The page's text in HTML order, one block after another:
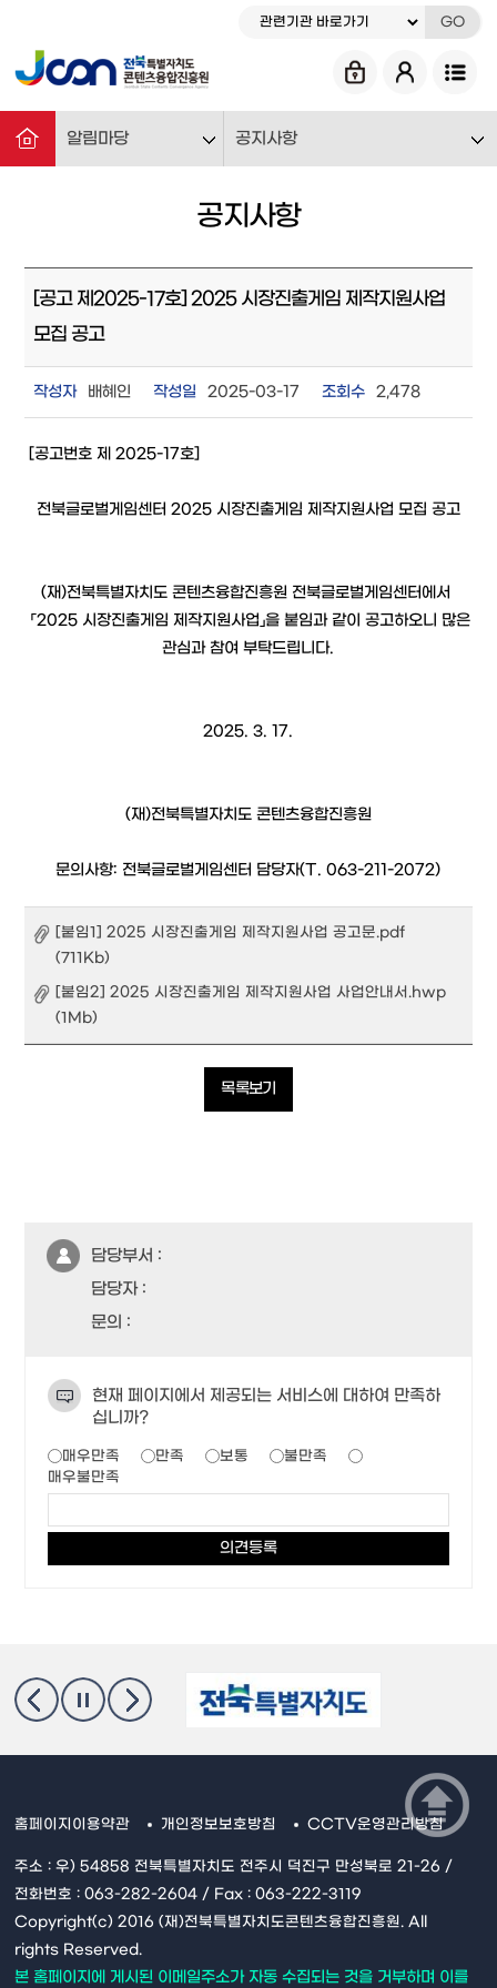
GO
알림마당 공지사항
공지사항
[공고 제2025-17호] 2025 시장진출게임 제작지원사업
모집 공고
작성자 배혜인 작성일 2025-03-17 조회수 2,478
[공고번호 제 2025-17호]
전북글로벌게임센터 2025 시장진출게임 제작지원사업 모집 공고
(재)전북특별자치도 콘텐츠융합진흥원 전북글로벌게임센터에서
「2025 시장진출게임 제작지원사업」을 붙임과 같이 공고하오니 많은
관심과 참여 부탁드립니다.
2025. 3. 17.
(재)전북특별자치도 콘텐츠융합진흥원
문의사항: 전북글로벌게임센터 담당자(T. 063-211-2072)
[붙임1] 2025 시장진출게임 제작지원사업 공고문.pdf
(711Kb)
[붙임2] 2025 시장진출게임 제작지원사업 사업안내서.hwp
(1Mb)
목록보기
담당부서 :
담당자 :
문의 :
현재 페이지에서 제공되는 서비스에 대하여 만족하
십니까?
매우만족 만족 보통
불만족
매우불만족
홈페이지이용약관 개인정보보호방침 CCTV운영관리방침
주소 : 우) 54858 전북특별자치도 전주시 덕진구 만성북로 21-26 /
전화번호 : 063-282-2604 / Fax : 063-222-3119
Copyright(c) 2016 (재)전북특별자치도콘텐츠융합진흥원. All
rights Reserved.
본 홈페이지에 게시된 이메일주소가 자동 수집되는 것을 거부하며 이를